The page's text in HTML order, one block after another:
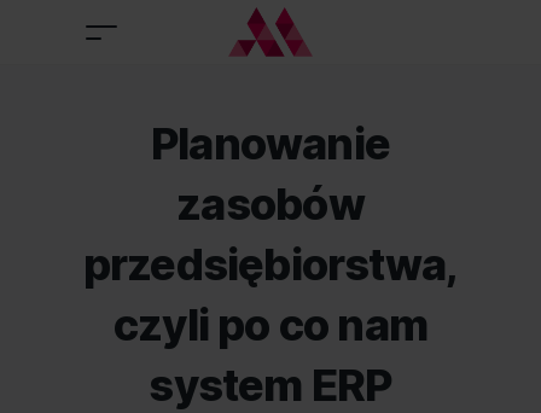
Planowanie
zasobów
przedsiębiorstwa,
czyli po co nam
system ERP